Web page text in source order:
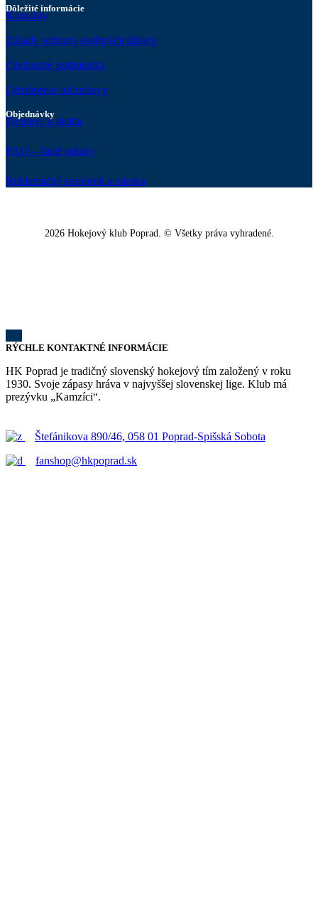
Dôležité informácie
Kontakty
Zásady ochrany osobných údajov
Obchodné podmienky
Odstúpenie od zmluvy
Objednávky
Doprava a platba
FAQ – časté otázky
Reklamačný poriadok a záruka
2026 Hokejový klub Poprad. © Všetky práva vyhradené.
RÝCHLE KONTAKTNÉ INFORMÁCIE
HK Poprad je tradičný slovenský hokejový tím založený v roku
1930. Svoje zápasy hráva v najvyššej slovenskej lige. Klub má
prezývku „Kamzíci“.
Štefánikova 890/46, 058 01 Poprad-Spišská Sobota
fanshop@hkpoprad.sk